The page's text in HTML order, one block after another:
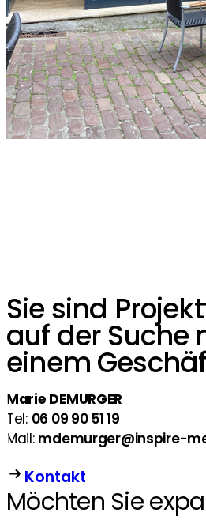
Sie sind
auf der Suche
einem
Marie DEMURGER
Tel: 06 09 90 51 19
Mail: mdemurger@inspire-
Kontakt
Möchten Sie